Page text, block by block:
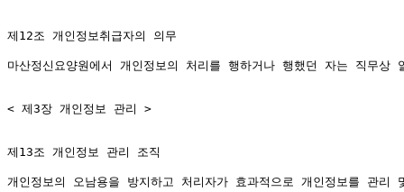
제12조 개인정보취급자의 의무
마산정신요양원에서 개인정보의 처리를 행하거나 행했던 자는 직무
< 제3장 개인정보 관리 >
제13조 개인정보 관리 조직
개인정보의 오남용을 방지하고 처리자가 효과적으로 개인정보를 관